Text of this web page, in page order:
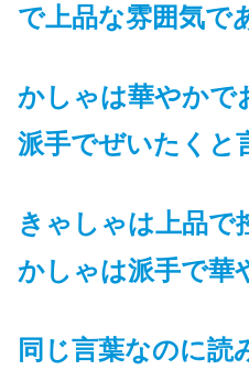
で上品な雰囲気で
かしゃは華やかで
派手でぜいたくと
きゃしゃは上品で
かしゃは派手で華
同じ言葉なのに読